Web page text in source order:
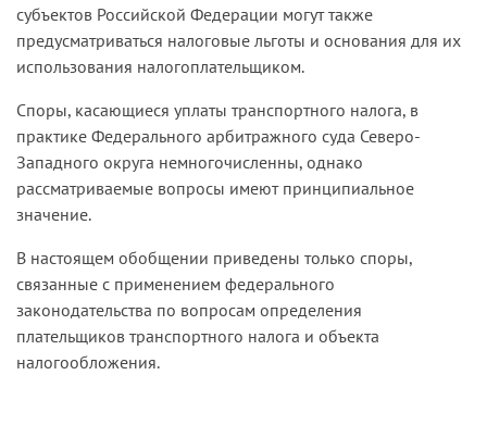
субъектов Российской Федерации могут также
предусматриваться налоговые льготы и основания для их
использования налогоплательщиком.
Споры, касающиеся уплаты транспортного налога, в
практике Федерального арбитражного суда Северо-
Западного округа немногочисленны, однако
рассматриваемые вопросы имеют принципиальное
значение.
В настоящем обобщении приведены только споры,
связанные с применением федерального
законодательства по вопросам определения
плательщиков транспортного налога и объекта
налогообложения.